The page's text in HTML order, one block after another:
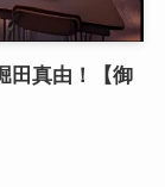
田真由！【御